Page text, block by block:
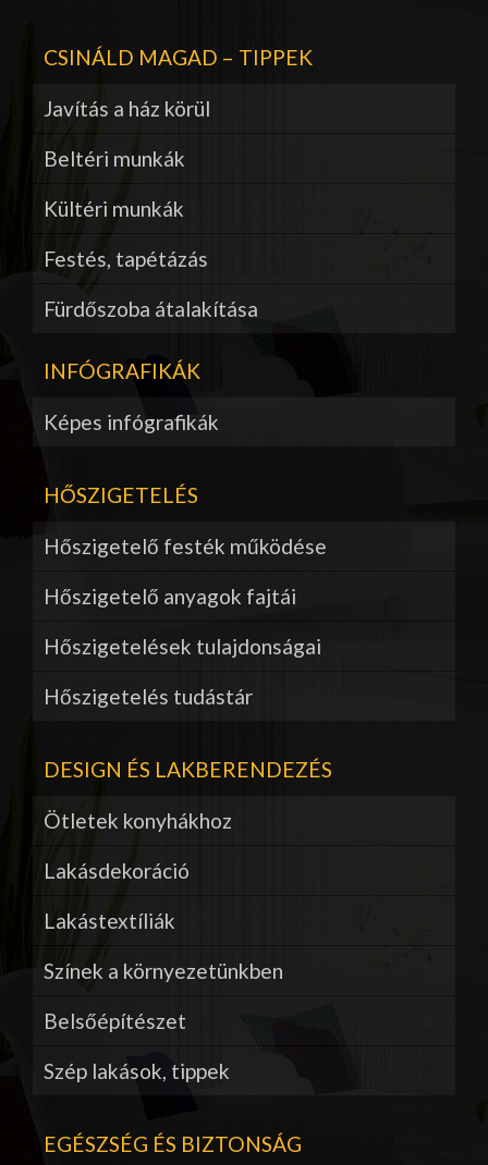
CSINÁLD MAGAD – TIPPEK
Javítás a ház körül
Beltéri munkák
Kültéri munkák
Festés, tapétázás
Fürdőszoba átalakítása
INFÓGRAFIKÁK
Képes infógrafikák
HŐSZIGETELÉS
Hőszigetelő festék működése
Hőszigetelő anyagok fajtái
Hőszigetelések tulajdonságai
Hőszigetelés tudástár
DESIGN ÉS LAKBERENDEZÉS
Ötletek konyhákhoz
Lakásdekoráció
Lakástextíliák
Színek a környezetünkben
Belsőépítészet
Szép lakások, tippek
EGÉSZSÉG ÉS BIZTONSÁG